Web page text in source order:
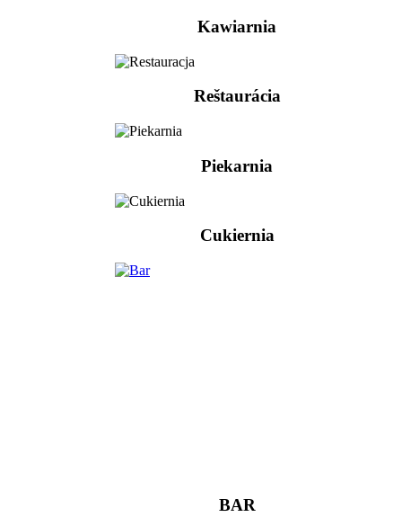
Kawiarnia
Reštaurácia
Piekarnia
Cukiernia
BAR